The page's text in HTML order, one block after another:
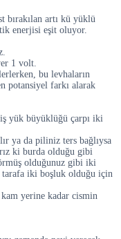
bırakılan artı kü yüklü
enerjisi eşit oluyor.
1 volt.
bu levhaların
potansiyel farkı alarak
yük büyüklüğü çarpı iki
ya da piliniz ters bağlıysa
ki burda olduğu gibi
olduğunuz gibi iki
tarafa iki boşluk olduğu için
kam yerine kadar cismin